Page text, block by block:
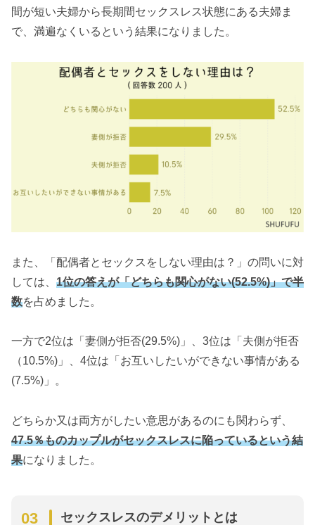
間が短い夫婦から長期間セックスレス状態にある夫婦ま
で、満遍なくいるという結果になりました。
また、「配偶者とセックスをしない理由は？」の問いに対
しては、 1位の答えが「どちらも関心がない(52.5%)」で半
数を占めました。
一方で2位は「妻側が拒否(29.5%)」、3位は「夫側が拒否
（10.5%)」、4位は「お互いしたいができない事情がある
(7.5%)」。
どちらか又は両方がしたい意思があるのにも関わらず、
47.5％ものカップルがセックスレスに陥っているという結
果になりました。
セックスレスのデメリットとは